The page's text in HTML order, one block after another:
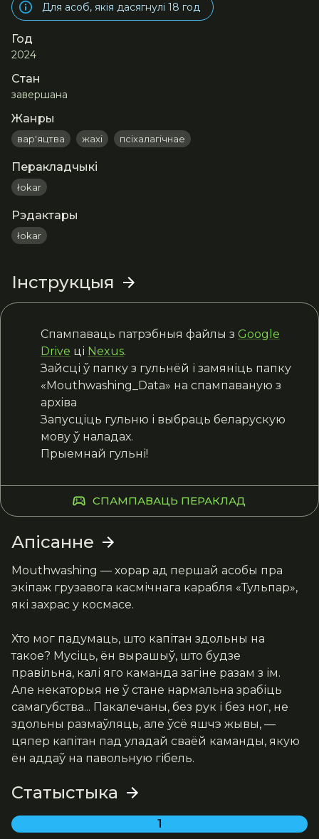
Для асоб, якія дасягнулі 18 год
Год
2024
Стан
завершана
Жанры
вар'яцтва жахі псіхалагічнае
Перакладчыкі
łokar
Рэдактары
łokar
Інструкцыя
Спампаваць патрэбныя файлы з Google
Drive ці Nexus.
Зайсці ў папку з гульнёй і замяніць папку
«Mouthwashing_Data» на спампаваную з
архіва
Запусціць гульню і выбраць беларускую
мову ў наладах.
Прыемнай гульні!
СПАМПАВАЦЬ ПЕРАКЛАД
Апісанне
Mouthwashing — хорар ад першай асобы пра
экіпаж грузавога касмічнага карабля «Тульпар»,
які захрас у космасе.
Хто мог падумаць, што капітан здольны на
такое? Мусіць, ён вырашыў, што будзе
правільна, калі яго каманда загіне разам з ім.
Але некаторыя не ў стане нармальна зрабіць
самагубства... Пакалечаны, без рук і без ног, не
здольны размаўляць, але ўсё яшчэ жывы, —
цяпер капітан пад уладай сваёй каманды, якую
ён аддаў на павольную гібель.
Статыстыка
1